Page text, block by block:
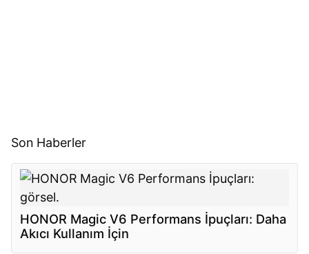
Son Haberler
HONOR Magic V6 Performans İpuçları: Daha
Akıcı Kullanım İçin